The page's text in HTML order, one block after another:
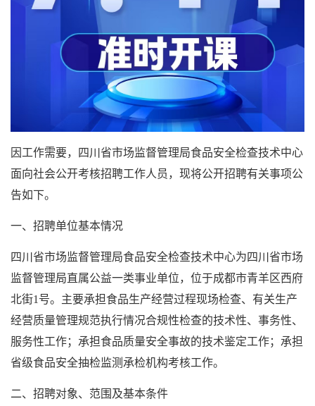
因工作需要，四川省市场监督管理局食品安全检查技术中心
面向社会公开考核招聘工作人员，现将公开招聘有关事项公
告如下。
一、招聘单位基本情况
四川省市场监督管理局食品安全检查技术中心为四川省市场
监督管理局直属公益一类事业单位，位于成都市青羊区西府
北街1号。主要承担食品生产经营过程现场检查、有关生产
经营质量管理规范执行情况合规性检查的技术性、事务性、
服务性工作；承担食品质量安全事故的技术鉴定工作；承担
省级食品安全抽检监测承检机构考核工作。
二、招聘对象、范围及基本条件